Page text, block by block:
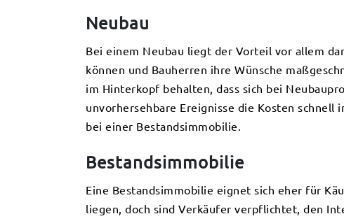
Neubau
Bei einem Neubau liegt der Vorteil vor allem
können und Bauherren ihre Wünsche
im Hinterkopf behalten, dass sich bei
unvorhersehbare Ereignisse die Kosten
bei einer Bestandsimmobilie.
Bestandsimmobilie
Eine Bestandsimmobilie eignet sich eher für
liegen, doch sind Verkäufer verpflichtet, den